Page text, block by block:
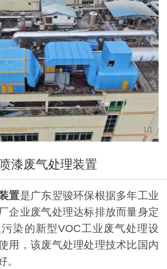
1/1
漆废气处理装置
置是广东翌骏环保根据多年工业
企业废气处理达标排放而量身定
染的新型VOC工业废气处理设
用，该废气处理处理技术比国内
。